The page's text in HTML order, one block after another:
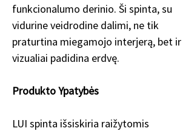
funkcionalumo derinio. Ši spinta, su
vidurine veidrodine dalimi, ne tik
praturtina miegamojo interjerą, bet ir
vizualiai padidina erdvę.
Produkto Ypatybės
LUI spinta išsiskiria raižytomis